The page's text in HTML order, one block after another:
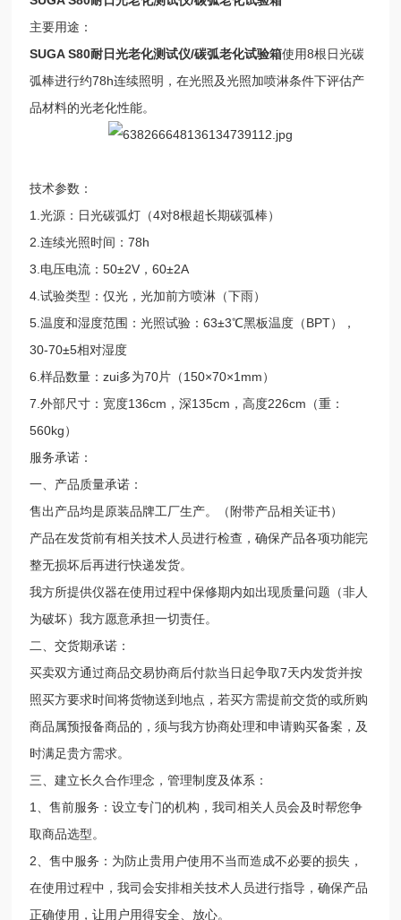
主要用途：
SUGA S80耐日光老化测试仪/碳弧老化试验箱使用8根日光碳
弧棒进行约78h连续照明，在光照及光照加喷淋条件下评估产
品材料的光老化性能。
技术参数：
1.光源：日光碳弧灯（4对8根超长期碳弧棒）
2.连续光照时间：78h
3.电压电流：50±2V，60±2A
4.试验类型：仅光，光加前方喷淋（下雨）
5.温度和湿度范围：光照试验：63±3℃黑板温度（BPT），
30-70±5相对湿度
6.样品数量：zui多为70片（150×70×1mm）
7.外部尺寸：宽度136cm，深135cm，高度226cm（重：
560kg）
服务承诺：
一、产品质量承诺：
售出产品均是原装品牌工厂生产。（附带产品相关证书）
产品在发货前有相关技术人员进行检查，确保产品各项功能完
整无损坏后再进行快递发货。
我方所提供仪器在使用过程中保修期内如出现质量问题（非人
为破坏）我方愿意承担一切责任。
二、交货期承诺：
买卖双方通过商品交易协商后付款当日起争取7天内发货并按
照买方要求时间将货物送到地点，若买方需提前交货的或所购
商品属预报备商品的，须与我方协商处理和申请购买备案，及
时满足贵方需求。
三、建立长久合作理念，管理制度及体系：
1、售前服务：设立专门的机构，我司相关人员会及时帮您争
取商品选型。
2、售中服务：为防止贵用户使用不当而造成不必要的损失，
在使用过程中，我司会安排相关技术人员进行指导，确保产品
正确使用，让用户用得安全、放心。